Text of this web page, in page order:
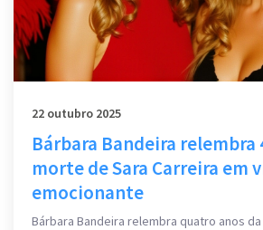
22 outubro 2025
Bárbara Bandeira relembra
morte de Sara Carreira em
emocionante
Bárbara Bandeira relembra quatro anos